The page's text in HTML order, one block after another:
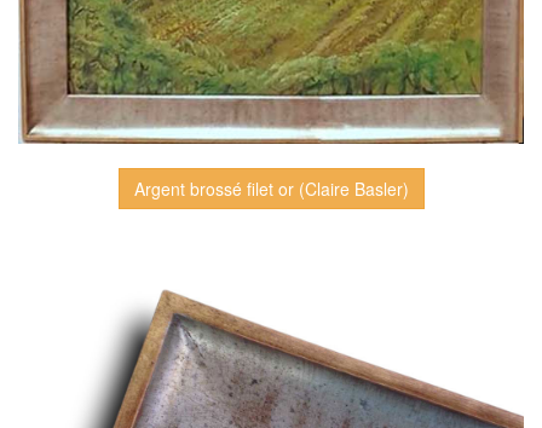
Argent brossé filet or (Claire Basler)